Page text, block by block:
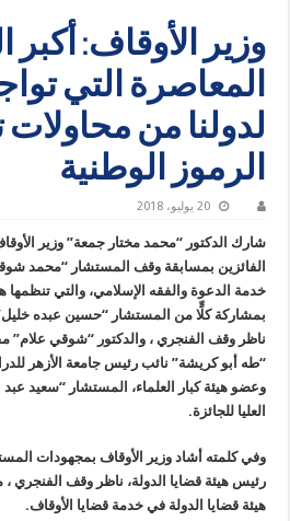
وزير الأوقاف: أكبر
المعاصرة التي
لدولنا من
الرموز الوطنية
20 يوليو، 2018
شارك الدكتور “محمد مختار جمعة” وزير
الفائزين بمسابقة وقف المستشار “محمد
خدمة الدعوة والفقه الإسلامي، والتي تنظمها
بمشاركة كلٍّا من المستشار “حسين عبده خليل”
ناظر وقف الفنجري ، والدكتور “شوقي علام”
“طه أبو كريشة” نائب رئيس جامعة الأزهر
وعضو هيئة كبار العلماء، المستشار “سعيد
العليا للجائزة.
وفي كلمته أشاد وزير الأوقاف بمجهودات
رئيس هيئة قضايا الدولة، ناظر وقف الفنجري
هيئة قضايا الدولة في خدمة قضايا الأوقاف.